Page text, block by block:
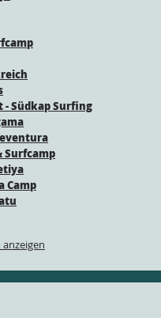
Südkap Surfing
Surfcamp
Camp